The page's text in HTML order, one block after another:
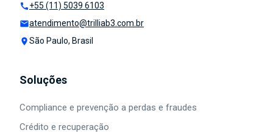
call+55 (11) 5039 6103
mailatendimento@trilliab3.com.br
placeSão Paulo, Brasil
Soluções
Compliance e prevenção a perdas e fraudes
Crédito e recuperação